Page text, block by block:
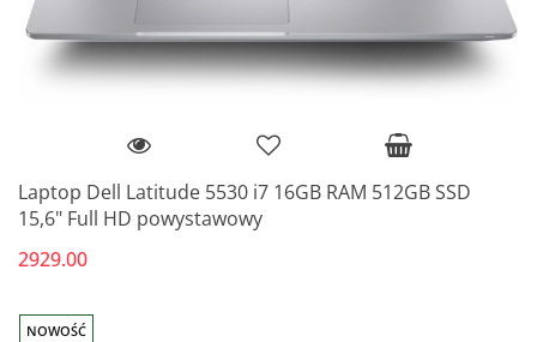
Laptop Dell Latitude 5530 i7 16GB RAM 512GB SSD
15,6" Full HD powystawowy
2929.00
NOWOŚĆ